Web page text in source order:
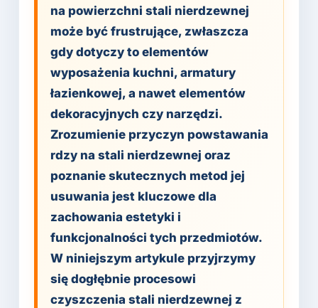
na powierzchni stali nierdzewnej
może być frustrujące, zwłaszcza
gdy dotyczy to elementów
wyposażenia kuchni, armatury
łazienkowej, a nawet elementów
dekoracyjnych czy narzędzi.
Zrozumienie przyczyn powstawania
rdzy na stali nierdzewnej oraz
poznanie skutecznych metod jej
usuwania jest kluczowe dla
zachowania estetyki i
funkcjonalności tych przedmiotów.
W niniejszym artykule przyjrzymy
się dogłębnie procesowi
czyszczenia stali nierdzewnej z